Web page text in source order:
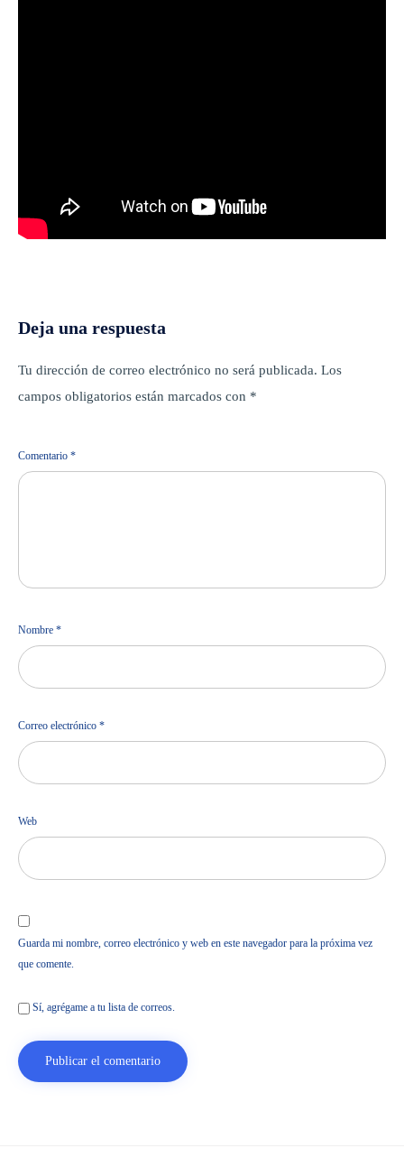
Deja una respuesta
Tu dirección de correo electrónico no será publicada. Los
campos obligatorios están marcados con *
Comentario *
Nombre *
Correo electrónico *
Web
Guarda mi nombre, correo electrónico y web en este navegador para la próxima vez
que comente.
Sí, agrégame a tu lista de correos.